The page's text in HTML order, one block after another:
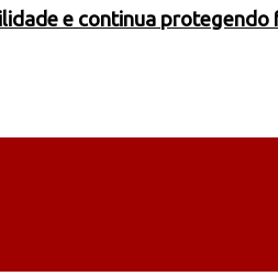
e continua